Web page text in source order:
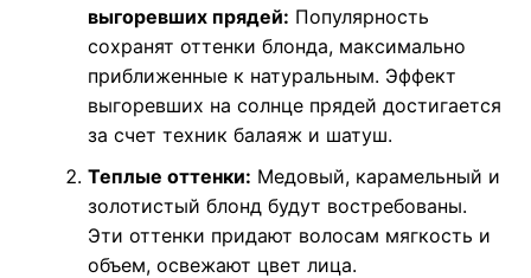
выгоревших прядей: Популярность
сохранят оттенки блонда, максимально
приближенные к натуральным. Эффект
выгоревших на солнце прядей достигается
за счет техник балаяж и шатуш.
Теплые оттенки: Медовый, карамельный и
золотистый блонд будут востребованы.
Эти оттенки придают волосам мягкость и
объем, освежают цвет лица.